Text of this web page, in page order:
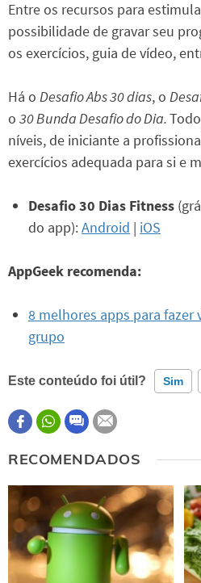
Entre os recursos para
possibilidade de gravar seu
os exercícios, guia de vídeo,
Há o Desafio Abs 30 dias, o
o 30 Bunda Desafio do Dia.
níveis, de iniciante a
exercícios adequada para si e
Desafio 30 Dias Fitness
do app):Android | iOS
AppGeek recomenda:
8 melhores apps para fazer
grupo
Este conteúdo foi útil? Sim
Este conteúdo contém
Este conteúdo não tem a
Outro
RECOMENDADOS